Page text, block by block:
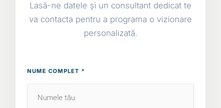
Lasă-ne datele și un consultant dedicat te
va contacta pentru a programa o vizionare
personalizată.
NUME COMPLET *